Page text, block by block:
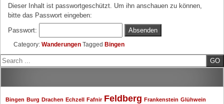
Dieser Inhalt ist passwortgeschützt. Um ihn anschauen zu können,
bitte das Passwort eingeben:
Passwort:
Category: Wanderungen Tagged Bingen
Search
Bingen Burg Drachen Echzell Fafnir Feldberg Frankenstein Glühwein